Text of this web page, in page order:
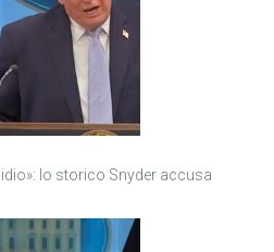
lo storico Snyder accusa